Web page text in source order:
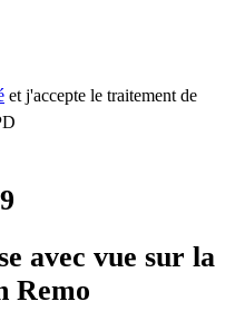
et j'accepte le traitement de
avec vue sur la
Remo